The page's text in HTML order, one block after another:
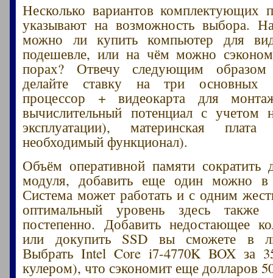
Несколько вариантов комплектующих
указывают на возможность выбора.
можно ли купить компьютер для
подешевле, или на чём можно
порах? Отвечу следующим образом
делайте ставку на три основных
процессор + видеокарта для
вычислительный потенциал с учетом
эксплуатации), материнская плата
необходимый функционал).
Объём оперативной памяти сократить
модуля, добавить еще один можно
Система может работать и с одним
оптимальный уровень здесь
постепенно. Добавить недостающее
или докупить SSD вы сможете в
Выбрать Intel Core i7-4770K BOX за
кулером), что сэкономит еще долларов